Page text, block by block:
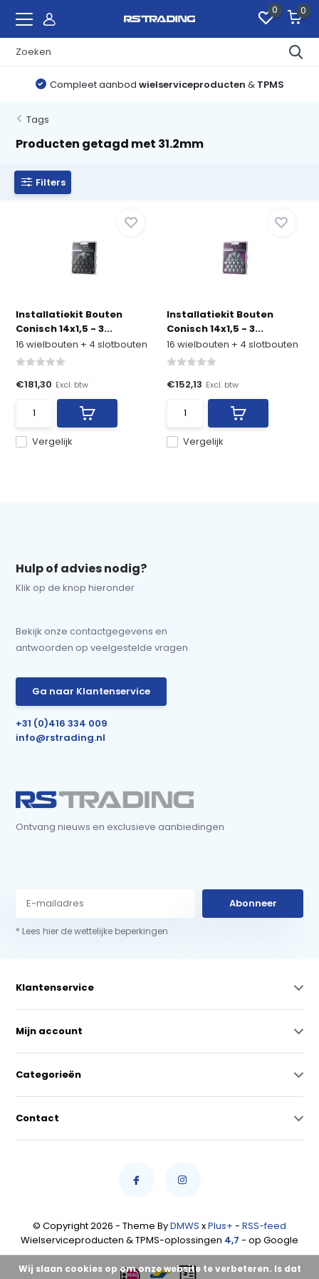
0 0
Compleet aanbod wielserviceproducten & TPMS
Tags
Producten getagd met 31.2mm
Filters
Installatiekit Bouten
Conisch 14x1,5 - 3...
16 wielbouten + 4 slotbouten
Vergelijk
€181,30 Excl. btw
Installatiekit Bouten
Conisch 14x1,5 - 3...
16 wielbouten + 4 slotbouten
Vergelijk
€152,13 Excl. btw
Hulp of advies nodig?
Klik op de knop hieronder
Bekijk onze contactgegevens en
antwoorden op veelgestelde vragen
Ga naar Klantenservice
+31 (0)416 334 009
info@rstrading.nl
Ontvang nieuws en exclusieve aanbiedingen
Abonneer
* Lees hier de wettelijke beperkingen
Klantenservice
Mijn account
Categorieën
Contact
© Copyright 2026 - Theme ByDMWS xPlus+ - RSS-feed
Wielserviceproducten & TPMS-oplossingen 4,7 - op Google
Wij slaan cookies op om onze website te verbeteren. Is dat